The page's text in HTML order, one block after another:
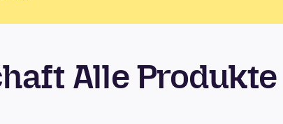
Alle Produkte